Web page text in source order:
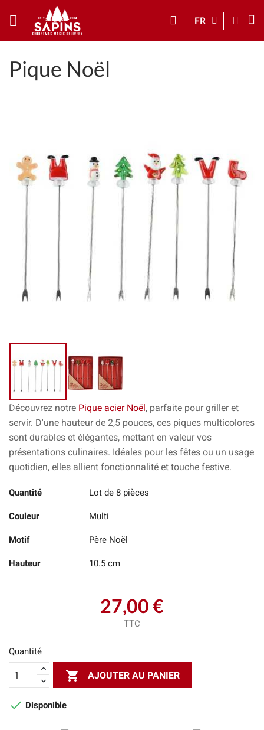
FR
Pique Noël
Découvrez notre Pique acier Noël, parfaite pour griller et
servir. D'une hauteur de 2,5 pouces, ces piques multicolores
sont durables et élégantes, mettant en valeur vos
présentations culinaires. Idéales pour les fêtes ou un usage
quotidien, elles allient fonctionnalité et touche festive.
Quantité Lot de 8 pièces
Couleur Multi
Motif Père Noël
Hauteur 10.5 cm
27,00 €
TTC
Quantité
 AJOUTER AU PANIER
 Disponible